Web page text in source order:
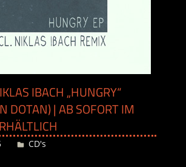
IBACH „HUNGRY“
DOTAN) | AB SOFORT IM
Desiree
CD's